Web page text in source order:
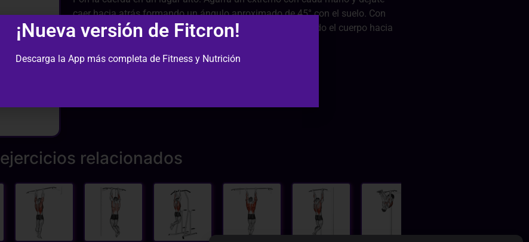
caer hacia atrás formando un ángulo aproximado de 45° con el suelo. Con
los brazos estirados, realiza la flexión de los codos elevando el cuerpo hacia
relacionados
¡Nueva versión de Fitcron!
Descarga la App más completa de Fitness y Nutrición